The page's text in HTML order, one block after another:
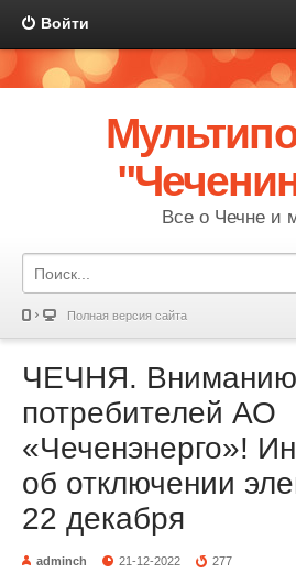
Войти
Все о Чечне и
Полная версия сайта
ЧЕЧНЯ. Вниманию
потребителей АО
«Чеченэнерго»!
об отключении
22 декабря
adminch 21-12-2022 277